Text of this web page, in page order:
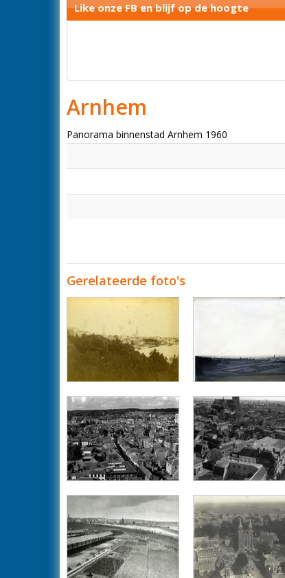
Like onze FB en blijf op de hoogte
Arnhem
Panorama binnenstad Arnhem 1960
Gerelateerde foto's